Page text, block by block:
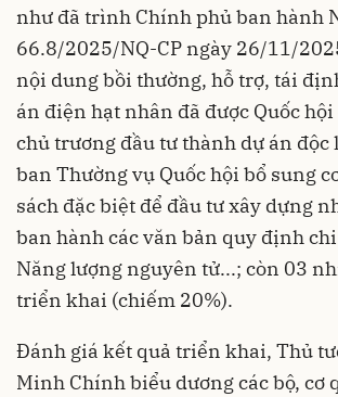
như đã trình Chính phủ ban hành
66.8/2025/NQ-CP ngày 26/11/
nội dung bồi thường, hỗ trợ, tái
án điện hạt nhân đã được Quốc
chủ trương đầu tư thành dự án
ban Thường vụ Quốc hội bổ sung
sách đặc biệt để đầu tư xây dựng
ban hành các văn bản quy định
Năng lượng nguyên tử...; còn 03
triển khai (chiếm 20%).
Đánh giá kết quả triển khai, Thủ
Minh Chính biểu dương các bộ, cơ